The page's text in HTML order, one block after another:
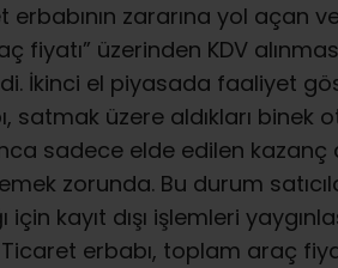
zararına yol açan
fiyatı” üzerinden KDV
İkinci el piyasada faaliyet
satmak üzere aldıkları binek
sadece elde edilen kazanç
zorunda. Bu durum
kayıt dışı işlemleri
erbabı, toplam araç